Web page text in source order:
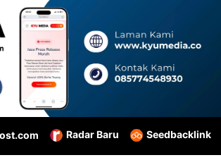
Radar Baru Seedbacklink